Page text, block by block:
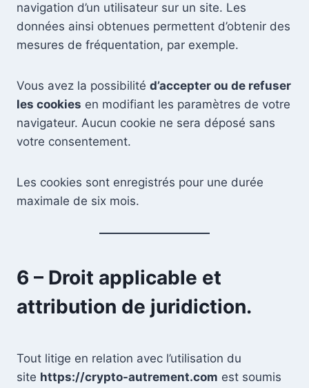
navigation d’un utilisateur sur un site. Les
données ainsi obtenues permettent d’obtenir des
mesures de fréquentation, par exemple.
Vous avez la possibilité d’accepter ou de refuser
les cookies en modifiant les paramètres de votre
navigateur. Aucun cookie ne sera déposé sans
votre consentement.
Les cookies sont enregistrés pour une durée
maximale de six mois.
6 – Droit applicable et
attribution de juridiction.
Tout litige en relation avec l’utilisation du
site https://crypto-autrement.com est soumis